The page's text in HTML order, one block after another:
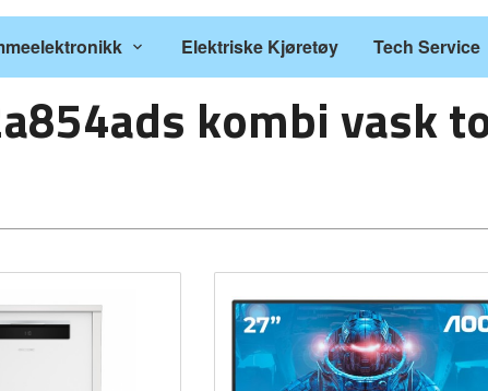
Elektriske Kjøretøy Tech Service
kombi vask